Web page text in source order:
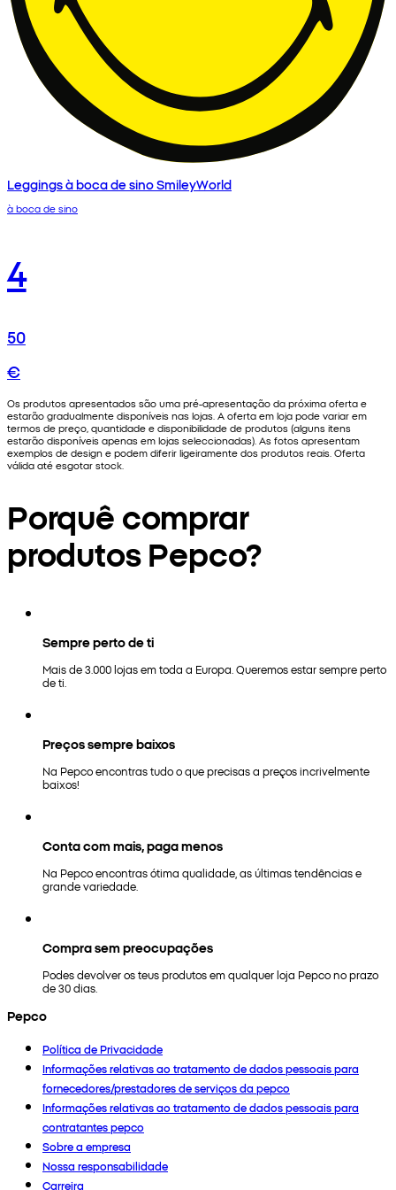
Leggings à boca de sino SmileyWorld
à boca de sino
4
50
€
Os produtos apresentados são uma pré-apresentação da próxima oferta e
estarão gradualmente disponíveis nas lojas. A oferta em loja pode variar em
termos de preço, quantidade e disponibilidade de produtos (alguns itens
estarão disponíveis apenas em lojas seleccionadas). As fotos apresentam
exemplos de design e podem diferir ligeiramente dos produtos reais. Oferta
válida até esgotar stock.
Porquê comprar
produtos Pepco?
Sempre perto de ti
Mais de 3.000 lojas em toda a Europa. Queremos estar sempre perto
de ti.
Preços sempre baixos
Na Pepco encontras tudo o que precisas a preços incrivelmente
baixos!
Conta com mais, paga menos
Na Pepco encontras ótima qualidade, as últimas tendências e
grande variedade.
Compra sem preocupações
Podes devolver os teus produtos em qualquer loja Pepco no prazo
de 30 dias.
Pepco
Política de Privacidade
Informações relativas ao tratamento de dados pessoais para
fornecedores/prestadores de serviços da pepco
Informações relativas ao tratamento de dados pessoais para
contratantes pepco
Sobre a empresa
Nossa responsabilidade
Carreira